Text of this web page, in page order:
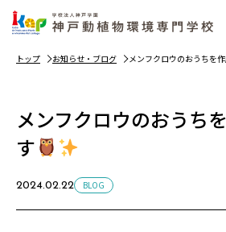
トップ お知らせ・ブログ メンフクロウのおうちを
メンフクロウのおうち
す
2024.02.22 BLOG